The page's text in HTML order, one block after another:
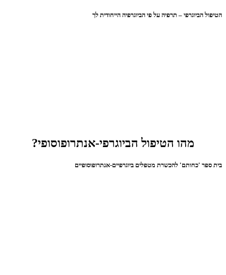
הטיפול הביוגרפי – תרפיה על פי הביוגרפיה הייחודית לך
מהו הטיפול הביוגרפי-אנתרופוסופי?
בית ספר 'כחותם' להכשרת מטפלים ביוגרפיים-אנתרופוסופיים